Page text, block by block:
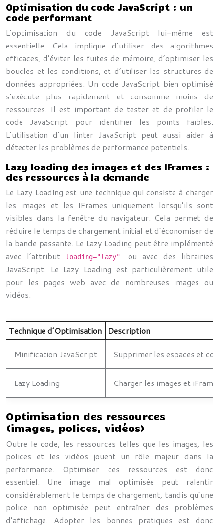
Optimisation du code JavaScript : un
code performant
L’optimisation du code JavaScript lui-même est
essentielle. Cela implique d’utiliser des algorithmes
efficaces, d’éviter les fuites de mémoire, d’optimiser les
boucles et les conditions, et d’utiliser les structures de
données appropriées. Un code JavaScript bien optimisé
s’exécute plus rapidement et consomme moins de
ressources. Il est important de tester et de profiler le
code JavaScript pour identifier les points faibles.
L’utilisation d’un linter JavaScript peut aussi aider à
détecter les problèmes de performance potentiels.
Lazy loading des images et des IFrames :
des ressources à la demande
Le Lazy Loading est une technique qui consiste à charger
les images et les IFrames uniquement lorsqu’ils sont
visibles dans la fenêtre du navigateur. Cela permet de
réduire le temps de chargement initial et d’économiser de
la bande passante. Le Lazy Loading peut être implémenté
avec l’attribut
loading="lazy" ou avec des librairies
JavaScript. Le Lazy Loading est particulièrement utile
pour les pages web avec de nombreuses images ou
vidéos.
Technique d’Optimisation Description
Minification JavaScript Supprimer les espaces et
Lazy Loading Charger les images et
Optimisation des ressources
(images, polices, vidéos)
Outre le code, les ressources telles que les images, les
polices et les vidéos jouent un rôle majeur dans la
performance. Optimiser ces ressources est donc
essentiel. Une image mal optimisée peut ralentir
considérablement le temps de chargement, tandis qu’une
police non optimisée peut entraîner des problèmes
d’affichage. Adopter les bonnes pratiques est donc